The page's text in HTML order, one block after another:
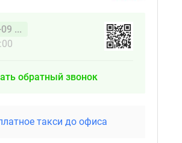
...
обратный звонок
такси до офиса